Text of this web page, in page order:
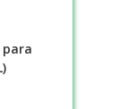
para